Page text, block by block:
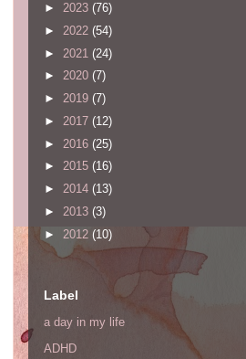
► 2023 (76)
► 2022 (54)
► 2021 (24)
► 2020 (7)
► 2019 (7)
► 2017 (12)
► 2016 (25)
► 2015 (16)
► 2014 (13)
► 2013 (3)
► 2012 (10)
Label
a day in my life
ADHD